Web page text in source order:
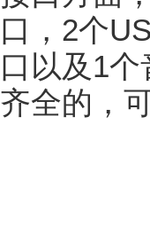
口，2个
口以及1
齐全的，